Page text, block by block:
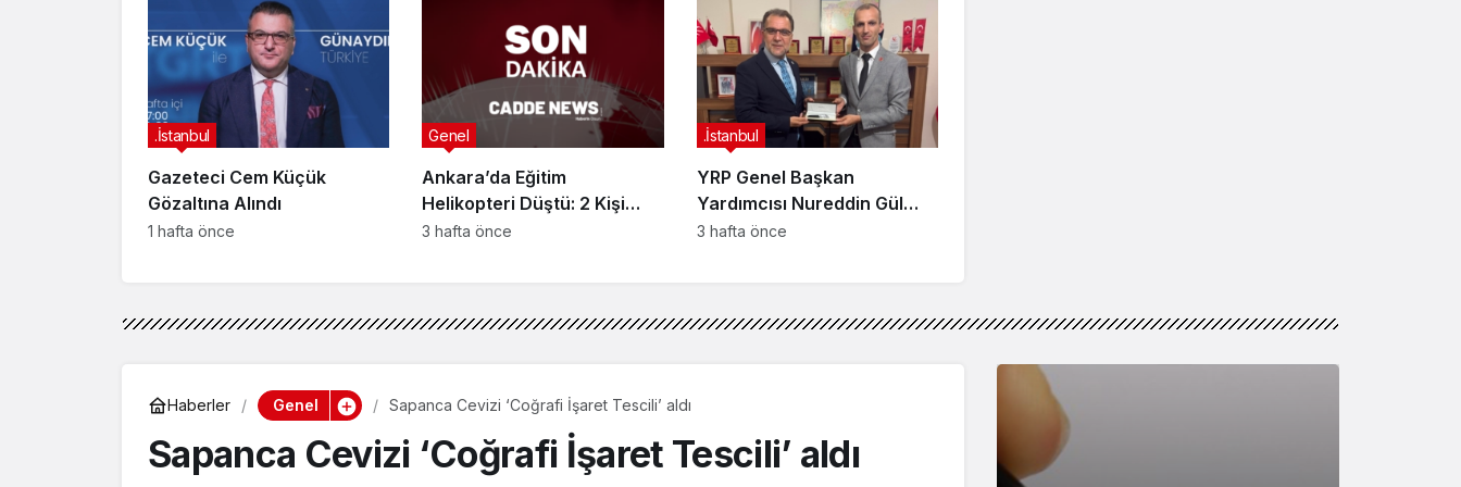
Yakalandı
Gazeteci Cem Küçük
Gözaltına Alındı
.İstanbul
1 hafta önce
Ankara’da Eğitim
Helikopteri Düştü: 2 Kişi
Yaralandı
Genel
3 hafta önce
YRP Genel Başkan
Yardımcısı Nureddin Gül
Sancaktepe Teşkilatıyla Bir
.İstanbul
3 hafta önce
Haberler Genel Sapanca Cevizi ‘Coğrafi İşaret Tescili’ aldı
Sapanca Cevizi ‘Coğrafi İşaret Tescili’ aldı